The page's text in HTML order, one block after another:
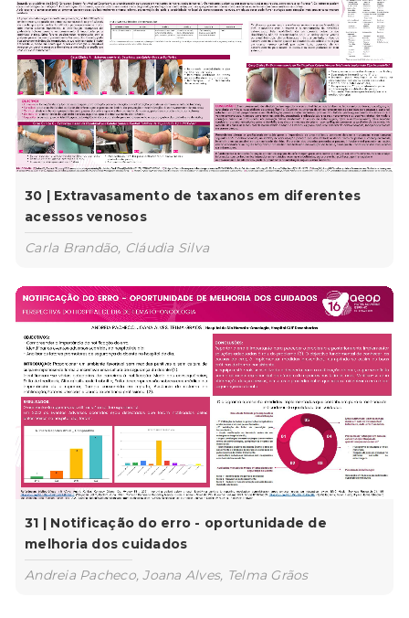
30 | Extravasamento de taxanos em diferentes
acessos venosos
Carla Brandão, Cláudia Silva
31 | Notificação do erro - oportunidade de
melhoria dos cuidados
Andreia Pacheco, Joana Alves, Telma Grãos